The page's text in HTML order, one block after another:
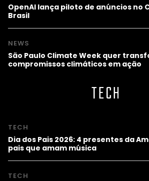
OpenAI lança piloto de anúncios no
Brasil
NEWS
São Paulo Climate Week quer
compromissos climáticos em ação
TECH
TECH
Dia dos Pais 2026: 4 presentes da
pais que amam música
TECH